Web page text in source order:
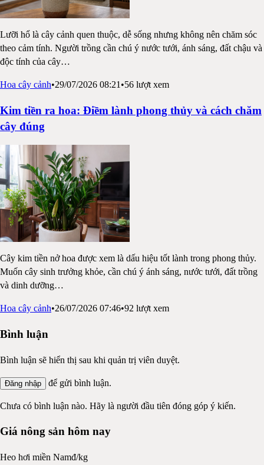
Lưỡi hổ là cây cảnh quen thuộc, dễ sống nhưng không nên chăm sóc
theo cảm tính. Người trồng cần chú ý nước tưới, ánh sáng, đất chậu và
độc tính của cây…
Hoa cây cảnh•29/07/2026 08:21 •56 lượt xem
Kim tiền ra hoa: Điềm lành phong thủy và cách chăm
cây đúng
Cây kim tiền nở hoa được xem là dấu hiệu tốt lành trong phong thủy.
Muốn cây sinh trưởng khỏe, cần chú ý ánh sáng, nước tưới, đất trồng
và dinh dưỡng…
Hoa cây cảnh•26/07/2026 07:46•92 lượt xem
Bình luận
Bình luận sẽ hiển thị sau khi quản trị viên duyệt.
Đăng nhập để gửi bình luận.
Chưa có bình luận nào. Hãy là người đầu tiên đóng góp ý kiến.
Giá nông sản hôm nay
Heo hơi miền Namđ/kg